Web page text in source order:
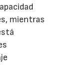
mientras